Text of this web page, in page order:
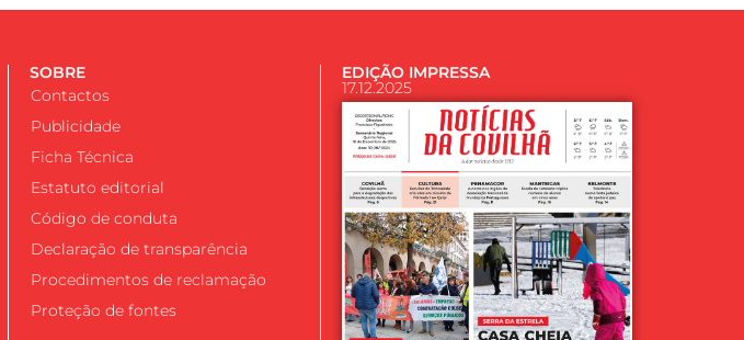
SOBRE
Contactos
Publicidade
Ficha Técnica
Estatuto editorial
Código de conduta
Declaração de transparência
Procedimentos de reclamação
Proteção de fontes
EDIÇÃO IMPRESSA
17.12.2025